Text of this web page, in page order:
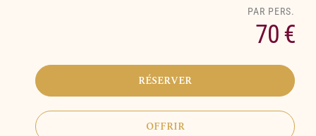
70 €
RÉSERVER
OFFRIR